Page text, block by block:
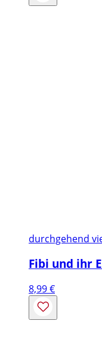
durchgehend
Fibi und ihr
8,99€